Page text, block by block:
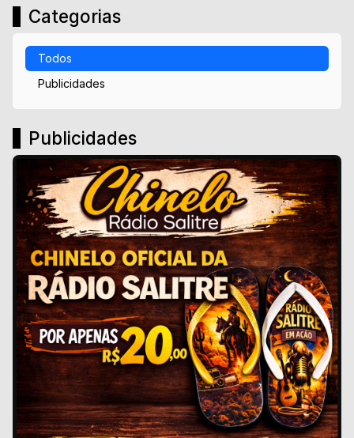
Categorias
Todos
Publicidades
Publicidades